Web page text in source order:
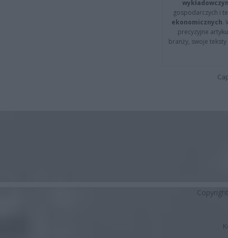
gospodarczych i
ekonomicznych.
precyzyjne
branży, swoje